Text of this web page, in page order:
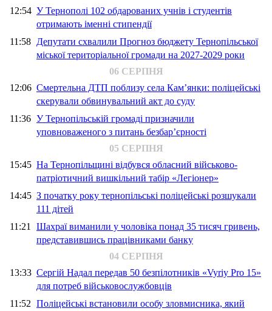
12:54 У Тернополі 102 обдарованих учнів і студентів
отримають іменні стипендії
11:58 Депутати схвалили Прогноз бюджету Тернопільської
міської територіальної громади на 2027-2029 роки
06 СЕРПНЯ
12:06 Смертельна ДТП поблизу села Кам’янки: поліцейські
скерували обвинувальний акт до суду
11:36 У Тернопільській громаді призначили
уповноваженого з питань безбар’єрності
05 СЕРПНЯ
15:45 На Тернопільщині відбувся обласний військово-
патріотичний вишкільний табір «Легіонер»
14:45 З початку року тернопільські поліцейські розшукали
111 дітей
11:21 Шахраї виманили у чоловіка понад 35 тисяч гривень,
представившись працівниками банку
04 СЕРПНЯ
13:33 Сергій Надал передав 50 безпілотників «Vyriy Pro 15»
для потреб військовослужбовців
11:52 Поліцейські встановили особу зловмисника, який